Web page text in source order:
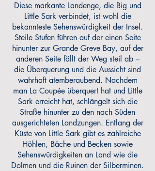
Diese markante Landenge, die Big und
Little Sark verbindet, ist wohl die
bekannteste Sehenswürdigkeit der Insel.
Steile Stufen führen auf der einen Seite
hinunter zur Grande Greve Bay, auf der
anderen Seite fällt der Weg steil ab –
die Überquerung und die Aussicht sind
wahrhaft atemberaubend. Nachdem
man La Coupée überquert hat und Little
Sark erreicht hat, schlängelt sich die
Straße hinunter zu den nach Süden
ausgerichteten Landzungen. Entlang der
Küste von Little Sark gibt es zahlreiche
Höhlen, Bäche und Becken sowie
Sehenswürdigkeiten an Land wie die
Dolmen und die Ruinen der Silberminen.